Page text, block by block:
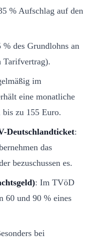
% Aufschlag auf den
% des Grundlohns an
Tarifvertrag).
im
eine monatliche
zu 155 Euro.
Deutschlandticket:
das
bezuschussen es.
: Im TVöD
60 und 90 % eines
bei